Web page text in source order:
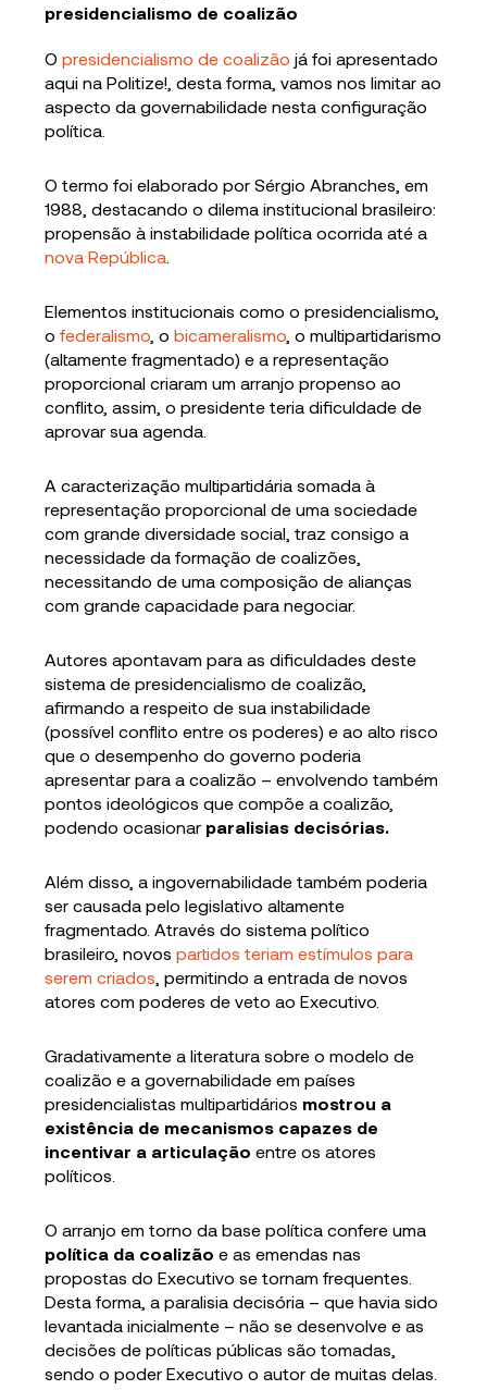
presidencialismo de coalizão
Opresidencialismo de coalizão já foi apresentado
aqui na Politize!, desta forma, vamos nos limitar ao
aspecto da governabilidade nesta configuração
política.
O termo foi elaborado por Sérgio Abranches, em
1988, destacando o dilema institucional brasileiro:
propensão à instabilidade política ocorrida até a
nova República
Elementos institucionais como o presidencialismo,
ofederalismo , obicameralismo , o multipartidarismo
(altamente fragmentado) e a representação
proporcional criaram um arranjo propenso ao
conflito, assim, o presidente teria dificuldade de
aprovar sua agenda.
A caracterização multipartidária somada à
representação proporcional de uma sociedade
com grande diversidade social, traz consigo a
necessidade da formação de coalizões,
necessitando de uma composição de alianças
com grande capacidade para negociar.
Autores apontavam para as dificuldades deste
sistema de presidencialismo de coalizão,
afirmando a respeito de sua instabilidade
(possível conflito entre os poderes) e ao alto risco
que o desempenho do governo poderia
apresentar para a coalizão – envolvendo também
pontos ideológicos que compõe a coalizão,
podendo ocasionar paralisias decisórias.
Além disso, a ingovernabilidade também poderia
ser causada pelo legislativo altamente
fragmentado. Através do sistema político
brasileiro, novospartidos teriam estímulos para
serem criados , permitindo a entrada de novos
atores com poderes de veto ao Executivo.
Gradativamente a literatura sobre o modelo de
coalizão e a governabilidade em países
presidencialistas multipartidários mostrou a
existência de mecanismos capazes de
incentivar a articulação entre os atores
políticos.
O arranjo em torno da base política confere uma
política da coalizão e as emendas nas
propostas do Executivo se tornam frequentes.
Desta forma, a paralisia decisória – que havia sido
levantada inicialmente – não se desenvolve e as
decisões de políticas públicas são tomadas,
sendo o poder Executivo o autor de muitas delas.